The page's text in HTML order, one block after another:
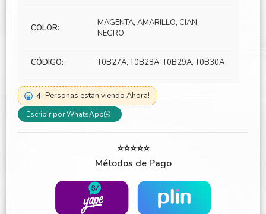
COLOR:
MAGENTA, AMARILLO, CIAN,
NEGRO
CÓDIGO: T0B27A, T0B28A, T0B29A, T0B30A
4 Personas estan viendo Ahora!
Escribir por WhatsApp
⭐⭐⭐⭐⭐
Métodos de Pago